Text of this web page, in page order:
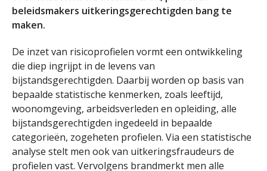
beleidsmakers uitkeringsgerechtigden bang te
maken.
De inzet van risicoprofielen vormt een ontwikkeling
die diep ingrijpt in de levens van
bijstandsgerechtigden. Daarbij worden op basis van
bepaalde statistische kenmerken, zoals leeftijd,
woonomgeving, arbeidsverleden en opleiding, alle
bijstandsgerechtigden ingedeeld in bepaalde
categorieën, zogeheten profielen. Via een statistische
analyse stelt men ook van uitkeringsfraudeurs de
profielen vast. Vervolgens brandmerkt men alle